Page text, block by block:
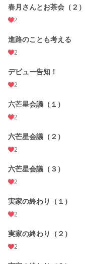
春月さんとお茶会（２）
2
進路のことも考える
2
デビュー告知！
2
六芒星会議（１）
2
六芒星会議（２）
2
六芒星会議（３）
2
実家の終わり（１）
2
実家の終わり（２）
2